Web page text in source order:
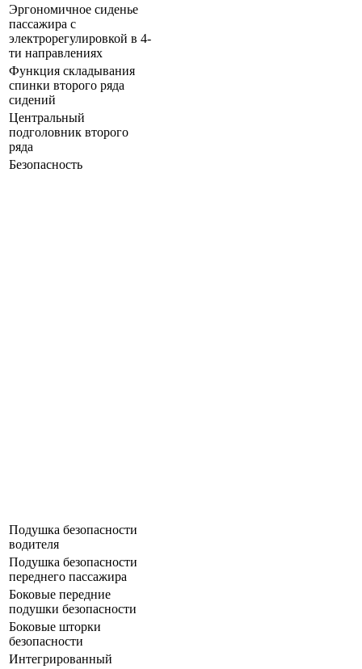
Эргономичное сиденье
пассажира с
электрорегулировкой в 4-
ти направлениях
Функция складывания
спинки второго ряда
сидений
Центральный
подголовник второго
ряда
Безопасность
Подушка безопасности
водителя
Подушка безопасности
переднего пассажира
Боковые передние
подушки безопасности
Боковые шторки
безопасности
Интегрированный